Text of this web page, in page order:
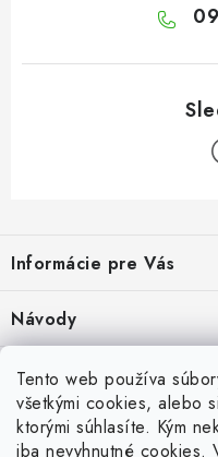
Tento web používa
všetkými cookies, alebo
ktorými súhlasíte. Kým
iba nevyhnutné cookies.
p
ä
t
Informácie pre Vás
Garancia najnižšej ceny
Návody
10.9.2024
Návod na osadenie fólie
Overené zákazníkmi
Prijímame online platby